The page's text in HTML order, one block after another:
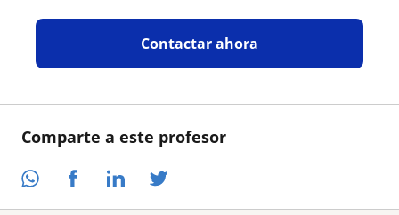
Comparte a este profesor
Contactar ahora